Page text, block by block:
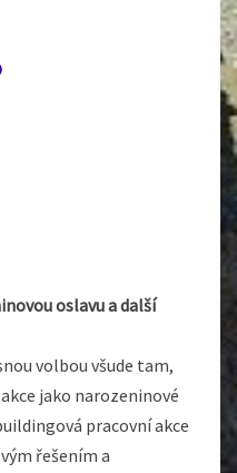
oslavu a další
volbou všude tam,
jako narozeninové
pracovní akce
řešením a